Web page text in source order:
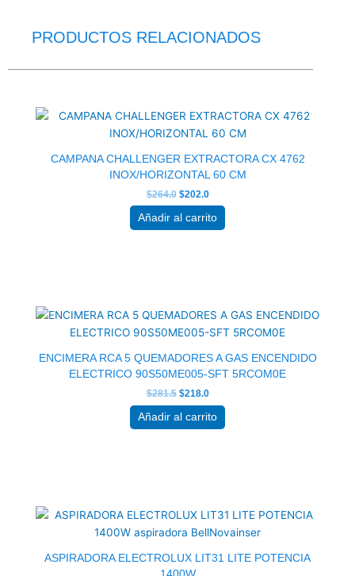
PRODUCTOS RELACIONADOS
CAMPANA CHALLENGER EXTRACTORA CX 4762
INOX/HORIZONTAL 60 CM
$264.0
original
era:
$264.0.
$202.0
actual
es:
$202.0.
Añadir al carrito
ENCIMERA RCA 5 QUEMADORES A GAS ENCENDIDO
ELECTRICO 90S50ME005-SFT 5RCOM0E
$281.5
original
era:
$281.5.
$218.0
actual
es:
$218.0.
Añadir al carrito
ASPIRADORA ELECTROLUX LIT31 LITE POTENCIA
original
era:
$131.5.
actual
es:
$102.0.